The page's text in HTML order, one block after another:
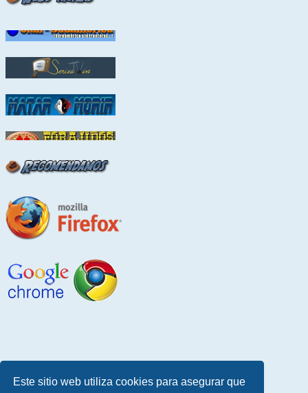
Este sitio web utiliza cookies para asegurar que